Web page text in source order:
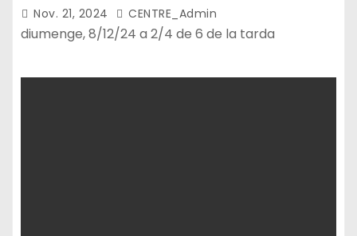
Nov. 21, 2024 CENTRE_Admin
diumenge, 8/12/24 a 2/4 de 6 de la tarda